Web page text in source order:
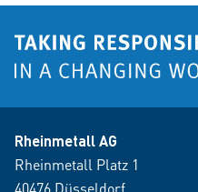
Rheinmetall AG
Rheinmetall Platz 1
40476 Düsseldorf